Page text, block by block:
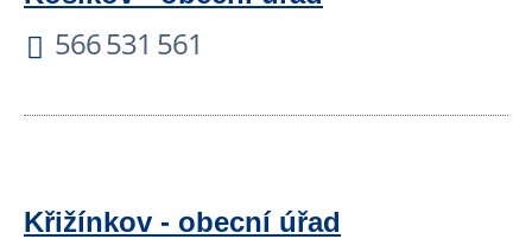
566 531 561
Křižínkov - obecní úřad